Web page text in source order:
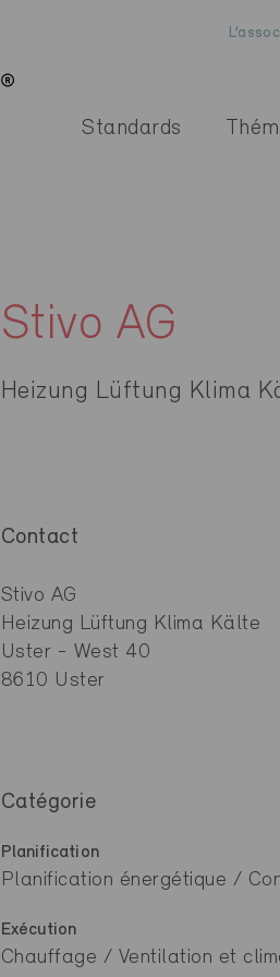
Standards
Stivo AG
Heizung Lüftung Klima
Contact
Stivo AG
Heizung Lüftung Klima Kälte
Uster - West 40
8610 Uster
Catégorie
Planification
Planification énergétique /
Exécution
Chauffage / Ventilation et